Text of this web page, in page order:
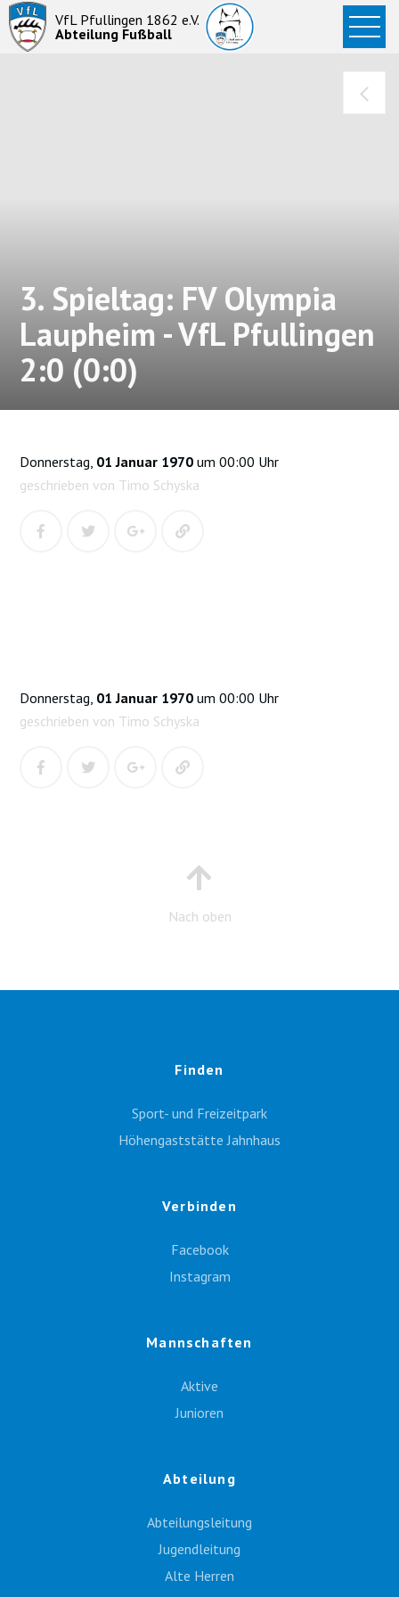
VfL Pfullingen 1862 e.V.
Abteilung Fußball
Startseite
News
3. Spieltag: FV Olympia
Laupheim - VfL Pfullingen
2:0 (0:0)
Donnerstag, 01 Januar 1970 um 00:00 Uhr
geschrieben von Timo Schyska
Donnerstag, 01 Januar 1970 um 00:00 Uhr
geschrieben von Timo Schyska
Nach oben
Finden
Sport- und Freizeitpark
Höhengaststätte Jahnhaus
Verbinden
Facebook
Instagram
Mannschaften
Aktive
Junioren
Abteilung
Abteilungsleitung
Jugendleitung
Alte Herren